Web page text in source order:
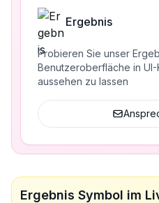
Ergebnis
Probieren Sie unser
Benutzeroberfläche in
aussehen zu lassen
Ergebnis Symbol im